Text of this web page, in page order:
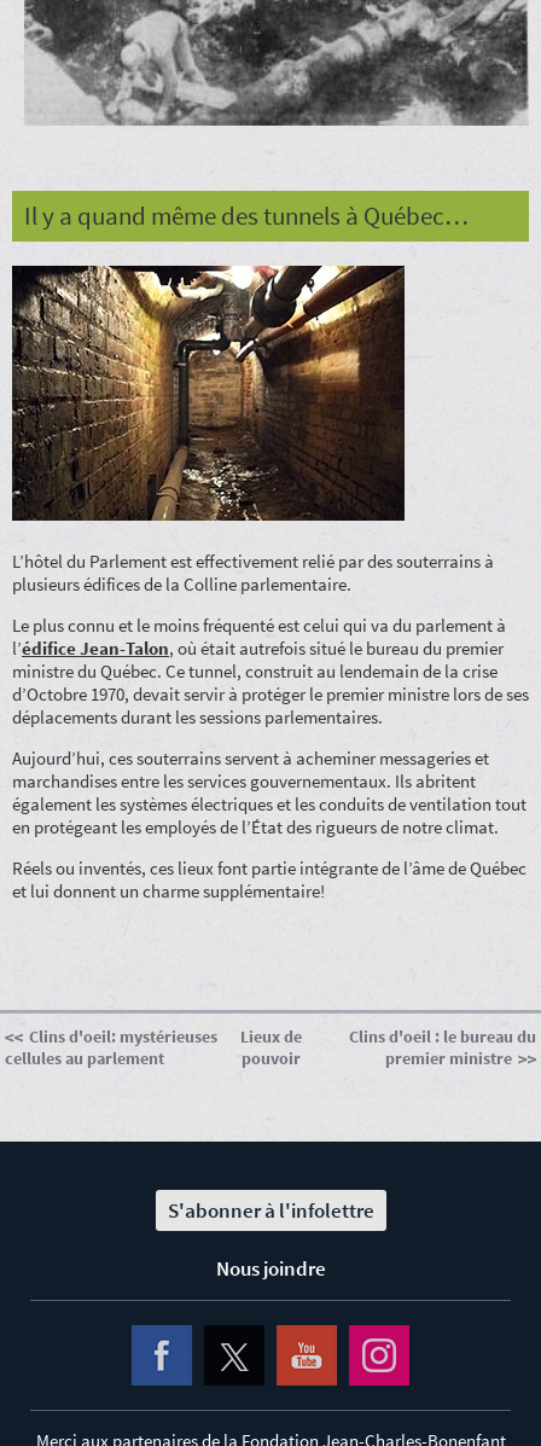
Il y a quand même des tunnels à Québec…
L’hôtel du Parlement est effectivement relié par des souterrains à
plusieurs édifices de la Colline parlementaire.
Le plus connu et le moins fréquenté est celui qui va du parlement à
l’édifice Jean-Talon, où était autrefois situé le bureau du premier
ministre du Québec. Ce tunnel, construit au lendemain de la crise
d’Octobre 1970, devait servir à protéger le premier ministre lors de ses
déplacements durant les sessions parlementaires.
Aujourd’hui, ces souterrains servent à acheminer messageries et
marchandises entre les services gouvernementaux. Ils abritent
également les systèmes électriques et les conduits de ventilation tout
en protégeant les employés de l’État des rigueurs de notre climat.
Réels ou inventés, ces lieux font partie intégrante de l’âme de Québec
et lui donnent un charme supplémentaire!
Clins d'oeil: mystérieuses
cellules au parlement
Lieux de
pouvoir
Clins d'oeil : le bureau du
premier ministre
S'abonner à l'infolettre
Nous joindre
Merci aux partenaires de la Fondation Jean-Charles-Bonenfant